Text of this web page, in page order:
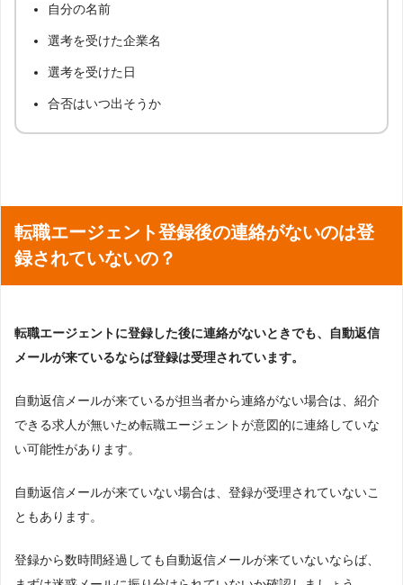
自分の名前
選考を受けた企業名
選考を受けた日
合否はいつ出そうか
転職エージェント登録後の連絡がないのは登
録されていないの？
転職エージェントに登録した後に連絡がないときでも、自動返信
メールが来ているならば登録は受理されています。
自動返信メールが来ているが担当者から連絡がない場合は、紹介
できる求人が無いため転職エージェントが意図的に連絡していな
い可能性があります。
自動返信メールが来ていない場合は、登録が受理されていないこ
ともあります。
登録から数時間経過しても自動返信メールが来ていないならば、